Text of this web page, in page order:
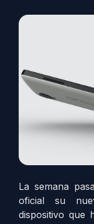
La semana
oficial su
dispositivo que